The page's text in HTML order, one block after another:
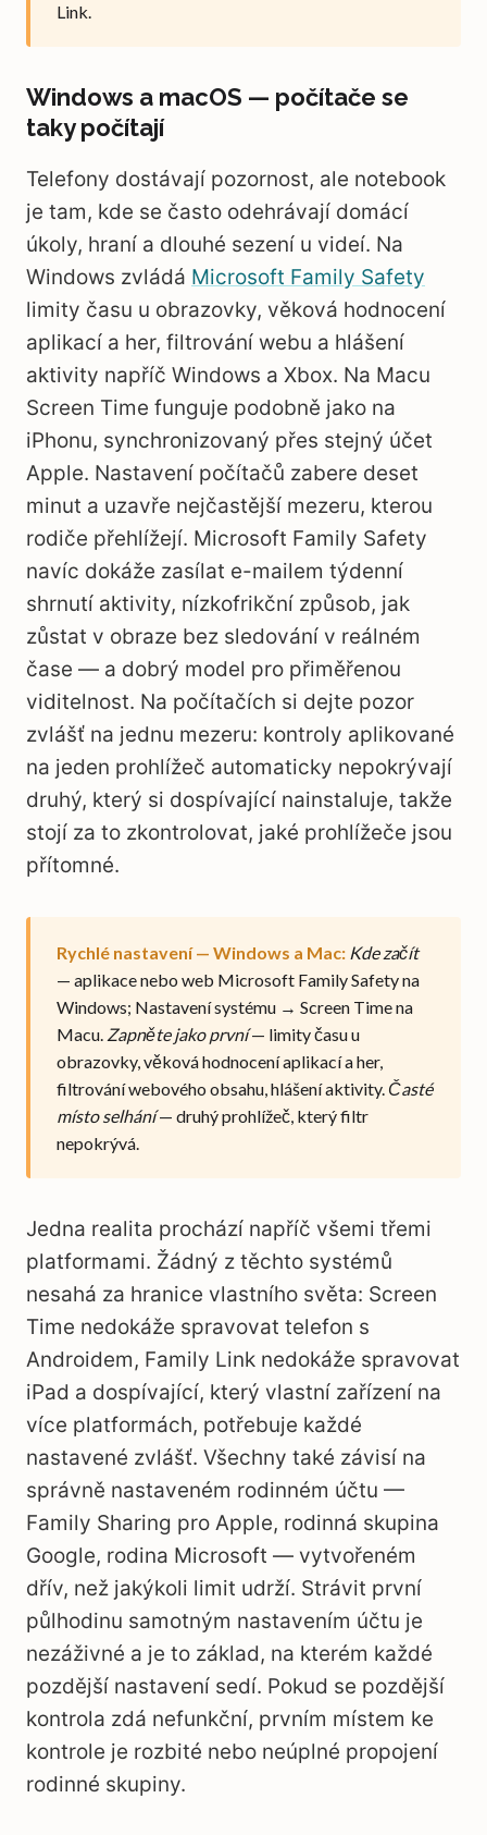
Link.
Windows a macOS — počítače se
taky počítají
Telefony dostávají pozornost, ale notebook
je tam, kde se často odehrávají domácí
úkoly, hraní a dlouhé sezení u videí. Na
Windows zvládá Microsoft Family Safety
limity času u obrazovky, věková hodnocení
aplikací a her, filtrování webu a hlášení
aktivity napříč Windows a Xbox. Na Macu
Screen Time funguje podobně jako na
iPhonu, synchronizovaný přes stejný účet
Apple. Nastavení počítačů zabere deset
minut a uzavře nejčastější mezeru, kterou
rodiče přehlížejí. Microsoft Family Safety
navíc dokáže zasílat e-mailem týdenní
shrnutí aktivity, nízkofrikční způsob, jak
zůstat v obraze bez sledování v reálném
čase — a dobrý model pro přiměřenou
viditelnost. Na počítačích si dejte pozor
zvlášť na jednu mezeru: kontroly aplikované
na jeden prohlížeč automaticky nepokrývají
druhý, který si dospívající nainstaluje, takže
stojí za to zkontrolovat, jaké prohlížeče jsou
přítomné.
Rychlé nastavení — Windows a Mac: Kde začít
— aplikace nebo web Microsoft Family Safety na
Windows; Nastavení systému → Screen Time na
Macu. Zapněte jako první— limity času u
obrazovky, věková hodnocení aplikací a her,
filtrování webového obsahu, hlášení aktivity. Časté
místo selhání— druhý prohlížeč, který filtr
nepokrývá.
Jedna realita prochází napříč všemi třemi
platformami. Žádný z těchto systémů
nesahá za hranice vlastního světa: Screen
Time nedokáže spravovat telefon s
Androidem, Family Link nedokáže spravovat
iPad a dospívající, který vlastní zařízení na
více platformách, potřebuje každé
nastavené zvlášť. Všechny také závisí na
správně nastaveném rodinném účtu —
Family Sharing pro Apple, rodinná skupina
Google, rodina Microsoft — vytvořeném
dřív, než jakýkoli limit udrží. Strávit první
půlhodinu samotným nastavením účtu je
nezáživné a je to základ, na kterém každé
pozdější nastavení sedí. Pokud se pozdější
kontrola zdá nefunkční, prvním místem ke
kontrole je rozbité nebo neúplné propojení
rodinné skupiny.